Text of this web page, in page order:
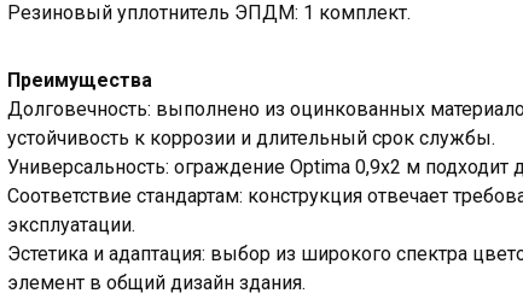
Резиновый уплотнитель ЭПДМ: 1 комплект.
Преимущества
Долговечность: выполнено из оцинкованных
устойчивость к коррозии и длительный срок службы.
Универсальность: ограждение Optima 0,9х2 м подходит
Соответствие стандартам: конструкция отвечает
эксплуатации.
Эстетика и адаптация: выбор из широкого спектра
элемент в общий дизайн здания.